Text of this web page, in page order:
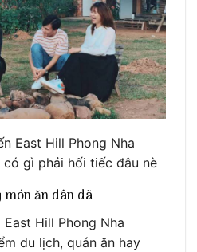
East Hill Phong Nha
có gì phải hối tiếc đâu nè
món ăn dân dã
Hill Phong Nha
du lịch, quán ăn hay